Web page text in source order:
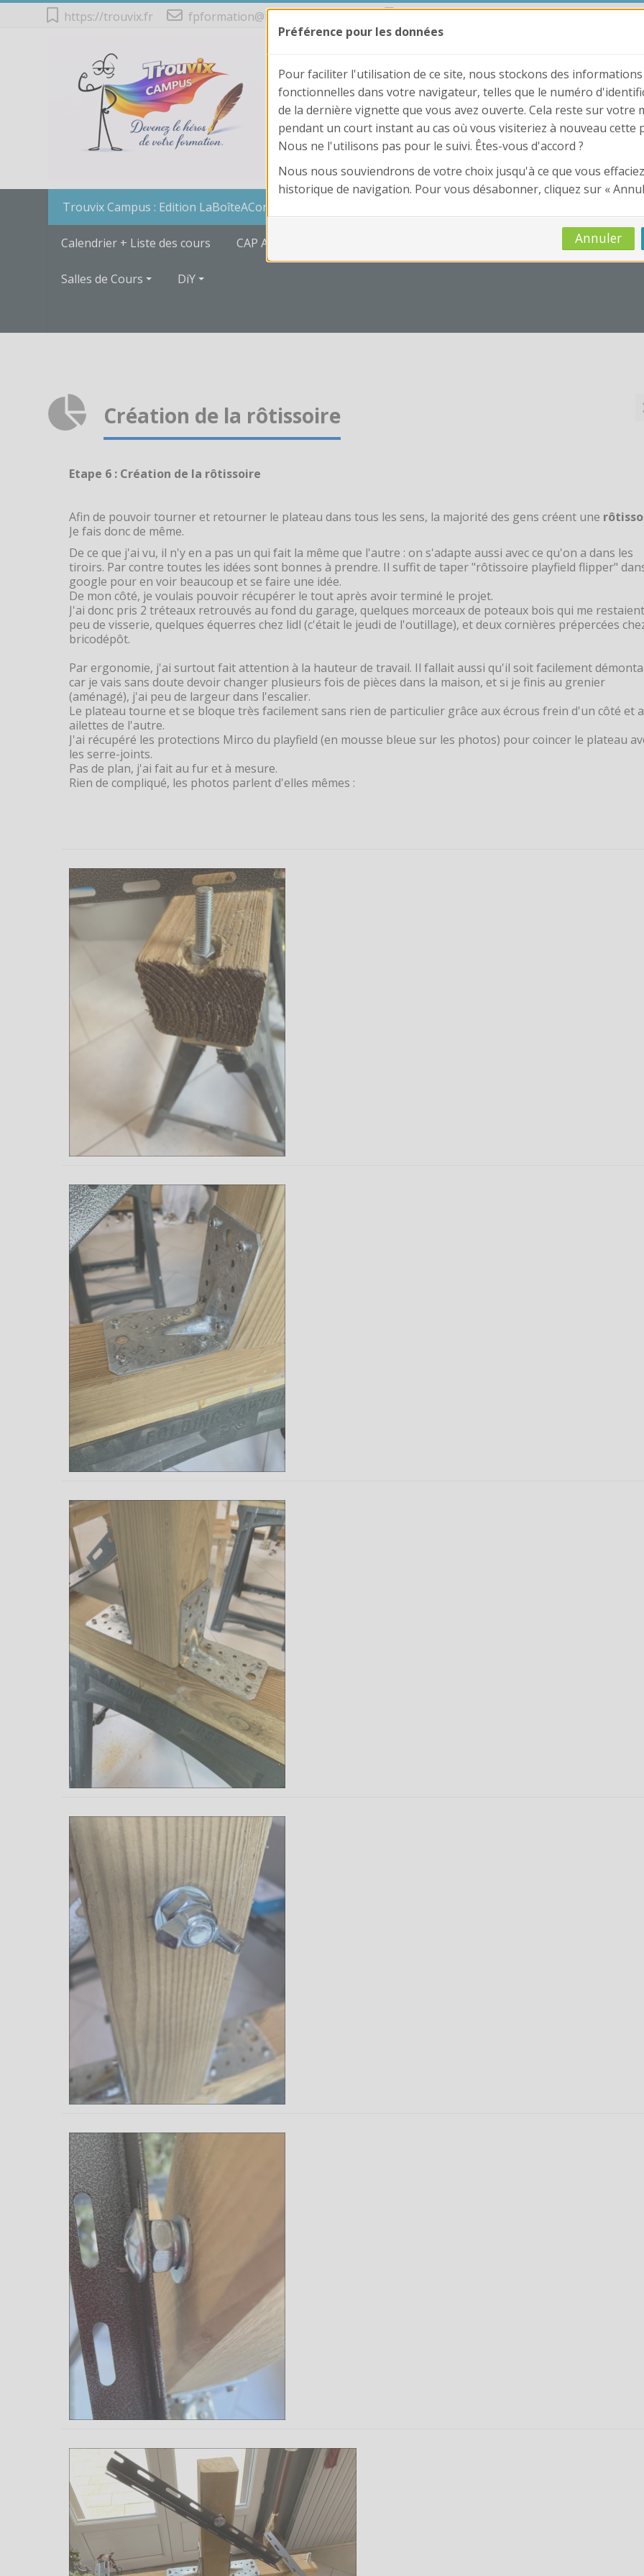
Passer au contenu principal
https://trouvix.fr fpformation@laboiteaconcours.fr
Trouvix Campus : Edition LaBoîteAConcours
Calendrier + Liste des cours CAP AEPE MPC
Salles de Cours DiY
Création de la rôtissoire
Etape 6 : Création de la rôtissoire
Afin de pouvoir tourner et retourner le plateau dans tous les sens, la majorité des gens créent une
Je fais donc de même.
De ce que j'ai vu, il n'y en a pas un qui fait la même que l'autre : on s'adapte aussi avec ce qu'on a dans les
tiroirs. Par contre toutes les idées sont bonnes à prendre. Il suffit de taper "rôtissoire playfield flipper"
google pour en voir beaucoup et se faire une idée.
De mon côté, je voulais pouvoir récupérer le tout après avoir terminé le projet.
J'ai donc pris 2 tréteaux retrouvés au fond du garage, quelques morceaux de poteaux bois qui me
peu de visserie, quelques équerres chez lidl (c'était le jeudi de l'outillage), et deux cornières prépercées
bricodépôt.
Par ergonomie, j'ai surtout fait attention à la hauteur de travail. Il fallait aussi qu'il soit facilement
car je vais sans doute devoir changer plusieurs fois de pièces dans la maison, et si je finis au grenier
(aménagé), j'ai peu de largeur dans l'escalier.
Le plateau tourne et se bloque très facilement sans rien de particulier grâce aux écrous frein d'un côté et
ailettes de l'autre.
J'ai récupéré les protections Mirco du playfield (en mousse bleue sur les photos) pour coincer le plateau
les serre-joints.
Pas de plan, j'ai fait au fur et à mesure.
Rien de compliqué, les photos parlent d'elles mêmes :
Préférence pour les données
Pour faciliter l'utilisation de ce site, nous stockons des informations
fonctionnelles dans votre navigateur, telles que le numéro
de la dernière vignette que vous avez ouverte. Cela reste sur votre
pendant un court instant au cas où vous visiteriez à nouveau cette
Nous ne l'utilisons pas pour le suivi. Êtes-vous d'accord ?
Nous nous souviendrons de votre choix jusqu'à ce que vous
historique de navigation. Pour vous désabonner, cliquez sur «
Annuler